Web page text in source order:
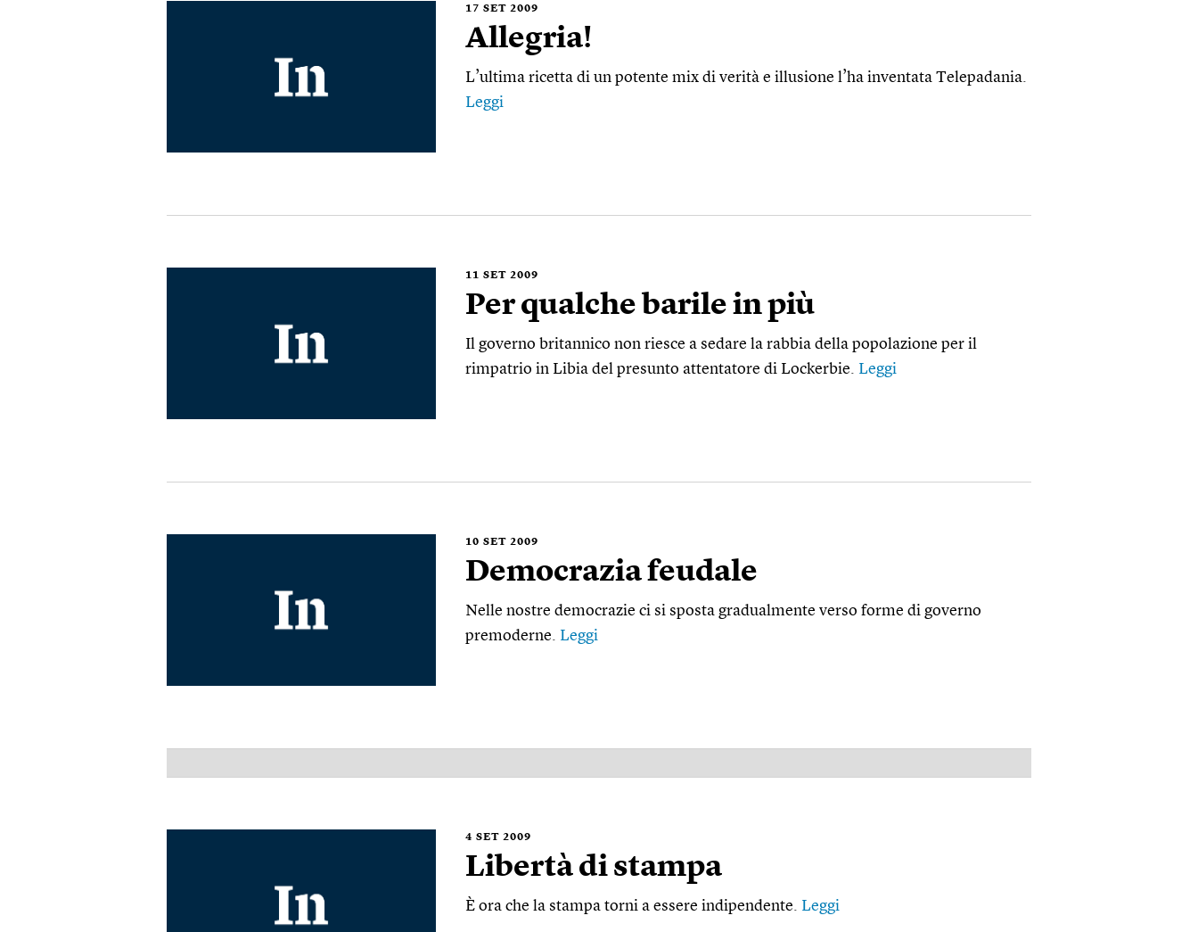
17 SET 2009
Allegria!
L’ultima ricetta di un potente mix di verità e illusione l’ha inventata Telepadania.
Leggi
11 SET 2009
Per qualche barile in più
Il governo britannico non riesce a sedare la rabbia della popolazione per il
rimpatrio in Libia del presunto attentatore di Lockerbie. Leggi
10 SET 2009
Democrazia feudale
Nelle nostre democrazie ci si sposta gradualmente verso forme di governo
premoderne. Leggi
4 SET 2009
Libertà di stampa
È ora che la stampa torni a essere indipendente. Leggi